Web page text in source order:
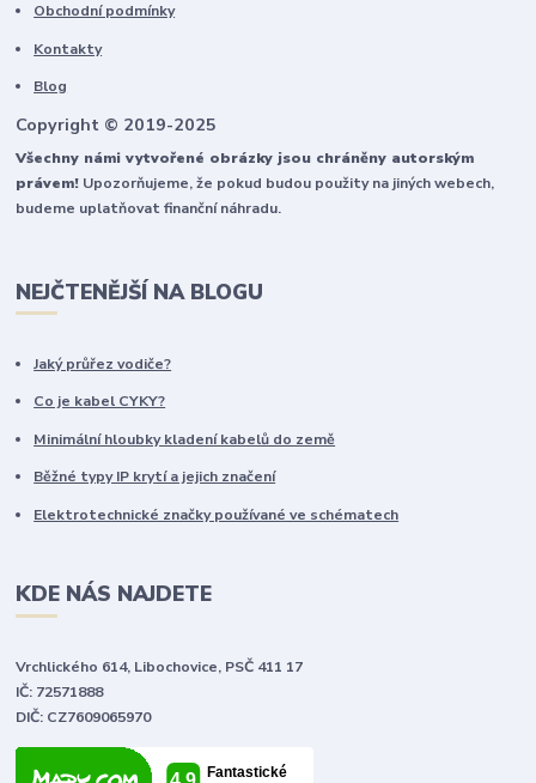
Obchodní podmínky
Kontakty
Blog
Copyright © 2019-2025
Všechny námi vytvořené obrázky jsou chráněny autorským
právem! Upozorňujeme, že pokud budou použity na jiných webech,
budeme uplatňovat finanční náhradu.
NEJČTENĚJŠÍ NA BLOGU
Jaký průřez vodiče?
Co je kabel CYKY?
Minimální hloubky kladení kabelů do země
Běžné typy IP krytí a jejich značení
Elektrotechnické značky používané ve schématech
KDE NÁS NAJDETE
Vrchlického 614, Libochovice, PSČ 411 17
IČ: 72571888
DIČ: CZ7609065970